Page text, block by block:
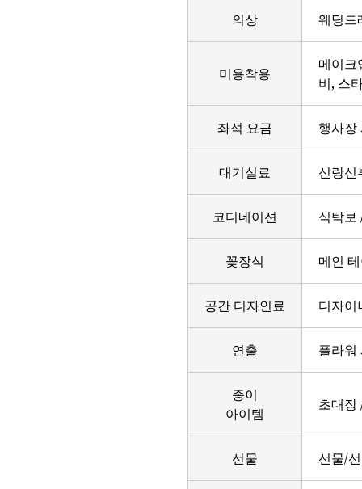
의상 웨딩드
미용착용
메이크
비, 스
좌석 요금 행사장
대기실료 신랑신
코디네이션 식탁보
꽃장식 메인
공간 디자인료 디자이
연출 플라워
종이
아이템
초대장
선물 선물/